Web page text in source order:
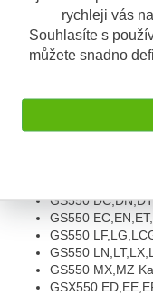
rychleji vás
Souhlasíte s
můžete snadno
GS450
GS450
GS450
GS450
GS500 E
GS500 E-
GS500 F-
GS550 DC,DN,DT
GS550
GS550
GS550
GS550 MX,MZ
GSX550